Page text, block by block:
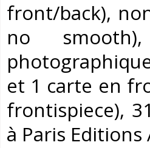
front/back),
no
et 1 carte en
frontispiece),
à Paris